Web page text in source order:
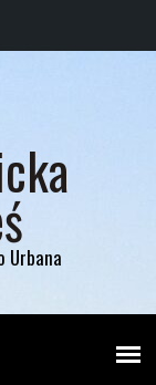
Urbana